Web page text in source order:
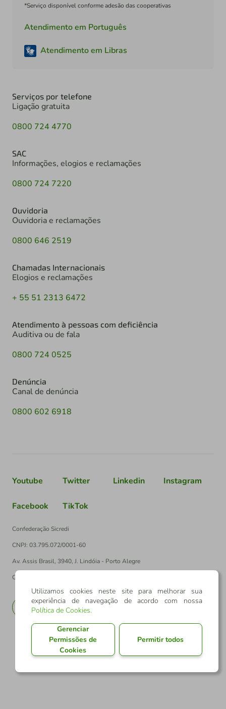
*Serviço disponível conforme adesão das cooperativas
Atendimento em Português
Atendimento em Libras
Serviços por telefone
Ligação gratuita
0800 724 4770
SAC
Informações, elogios e reclamações
0800 724 7220
Ouvidoria
Ouvidoria e reclamações
0800 646 2519
Chamadas Internacionais
Elogios e reclamações
+ 55 51 2313 6472
Atendimento à pessoas com deficiência
Auditiva ou de fala
0800 724 0525
Denúncia
Canal de denúncia
0800 602 6918
Youtube Twitter Linkedin Instagram
Facebook TikTok
Confederação Sicredi
CNPJ: 03.795.072/0001-60
Av. Assis Brasil, 3940, J. Lindóia - Porto Alegre
CEP: 91010-003
EN
Utilizamos cookies neste site para melhorar sua
experiência de navegação de acordo com nossa
Política de Cookies.
Gerenciar
Permissões de
Cookies
Permitir todos